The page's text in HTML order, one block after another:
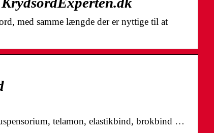
med samme længde der er nyttige til at
telamon, elastikbind, brokbind …